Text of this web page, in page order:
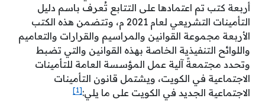
أربعة كتب تم اعتمادها على التتابع تُعرف باسم دليل
التأمينات التشريعي لعام 2021 م، وتتضمن هذه الكتب
الأربعة مجموعة القوانين والمراسيم والقرارات والتعاميم
واللوائح التنفيذية الخاصة بهذه القوانين والتي تضبط
وتحدد مجتمعةً آلية عمل المؤسسة العامة للتأمينات
الاجتماعية في الكويت، ويشتمل قانون التأمينات
الاجتماعية الجديد في الكويت على ما يلي:[1]